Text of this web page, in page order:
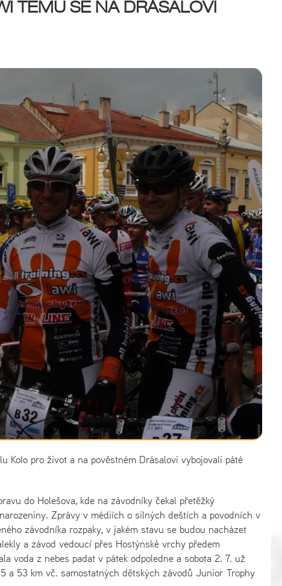
TEMU SE NA DRÁSALOVI
pro život a na pověstném Drásalovi vybojovali páté
do Holešova, kde na závodníky čekal přetěžký
Zprávy v médiích o silných deštích a povodních v
závodníka rozpaky, v jakém stavu se budou nacházet
a závod vedoucí přes Hostýnské vrchy předem
voda z nebes padat v pátek odpoledne a sobota 2. 7. už
a 53 km vč. samostatných dětských závodů Junior Trophy